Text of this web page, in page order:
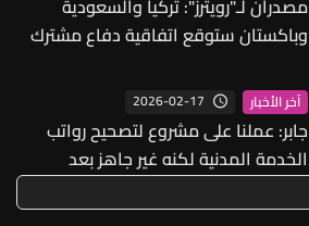
مصدران لـ"رويترز": تركيا والسعودية
وباكستان ستوقع اتفاقية دفاع مشترك
آخر الأخبار 2026-02-17
جابر: عملنا على مشروع لتصحيح رواتب
الخدمة المدنية لكنه غير جاهز بعد
لإطلاقه